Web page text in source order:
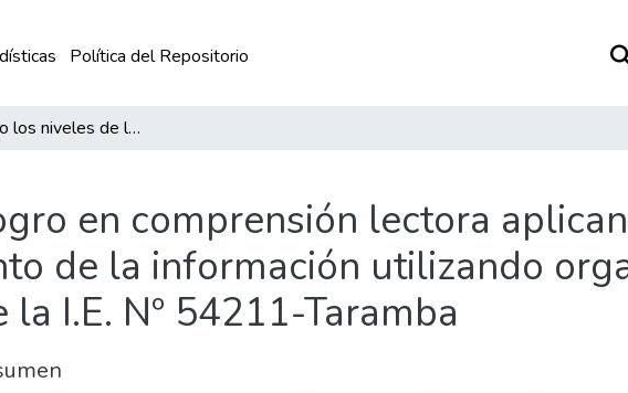
Política del Repositorio
Mejorando los niveles de logro en comprensión lectora aplicando estrategias de procesamiento de la información utilizando organizadores gráficos en niños y niñas de la I.E. Nº 54211-Taramba
en comprensión lectora
de la información utilizando
I.E. Nº 54211-Taramba